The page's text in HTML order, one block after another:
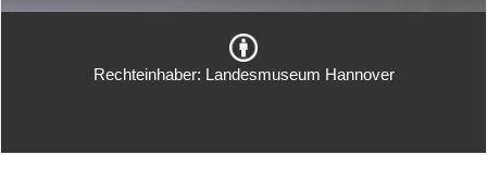
Rechteinhaber: Landesmuseum Hannover